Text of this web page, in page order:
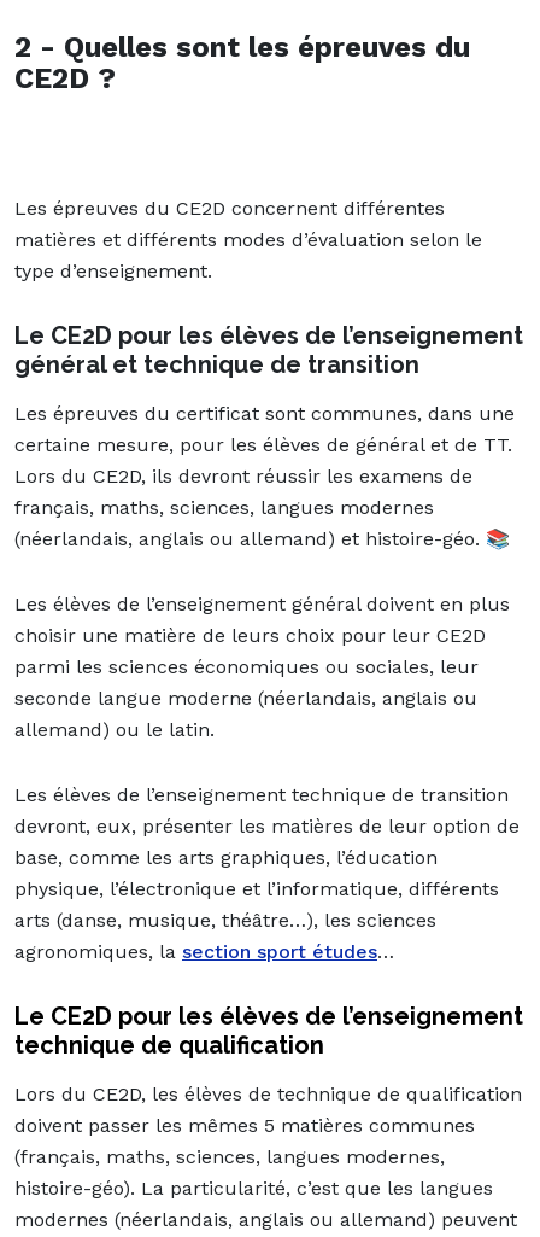
2 - Quelles sont les épreuves du
CE2D ?
Les épreuves du CE2D concernent différentes
matières et différents modes d’évaluation selon le
type d’enseignement.
Le CE2D pour les élèves de l’enseignement
général et technique de transition
Les épreuves du certificat sont communes, dans une
certaine mesure, pour les élèves de général et de TT.
Lors du CE2D, ils devront réussir les examens de
français, maths, sciences, langues modernes
(néerlandais, anglais ou allemand) et histoire-géo. 📚
Les élèves de l’enseignement général doivent en plus
choisir une matière de leurs choix pour leur CE2D
parmi les sciences économiques ou sociales, leur
seconde langue moderne (néerlandais, anglais ou
allemand) ou le latin.
Les élèves de l’enseignement technique de transition
devront, eux, présenter les matières de leur option de
base, comme les arts graphiques, l’éducation
physique, l’électronique et l’informatique, différents
arts (danse, musique, théâtre…), les sciences
agronomiques, la section sport études…
Le CE2D pour les élèves de l’enseignement
technique de qualification
Lors du CE2D, les élèves de technique de qualification
doivent passer les mêmes 5 matières communes
(français, maths, sciences, langues modernes,
histoire-géo). La particularité, c’est que les langues
modernes (néerlandais, anglais ou allemand) peuvent